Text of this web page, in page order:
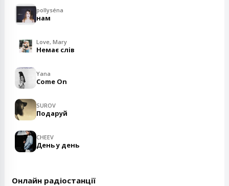
pollyséna
нам
Love, Mary
Немає слів
Yana
Come On
SUROV
Подаруй
CHEEV
День у день
Онлайн радіостанції